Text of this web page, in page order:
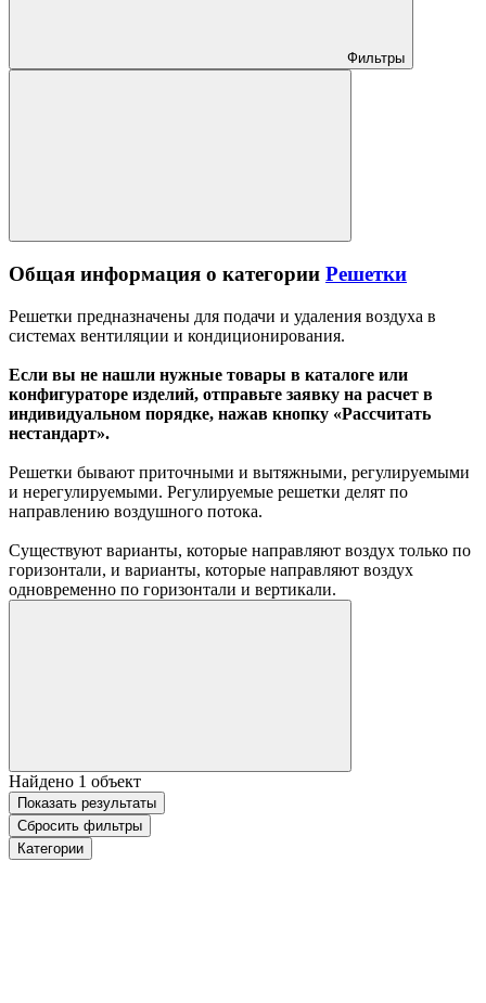
Фильтры
Общая информация о категории Решетки
Решетки предназначены для подачи и удаления воздуха в
системах вентиляции и кондиционирования.
Если вы не нашли нужные товары в каталоге или
конфигураторе изделий, отправьте заявку на расчет в
индивидуальном порядке, нажав кнопку «Рассчитать
нестандарт».
Решетки бывают приточными и вытяжными, регулируемыми
и нерегулируемыми. Регулируемые решетки делят по
направлению воздушного потока.
Существуют варианты, которые направляют воздух только по
горизонтали, и варианты, которые направляют воздух
одновременно по горизонтали и вертикали.
Найдено 1 объект
Показать результаты
Сбросить фильтры
Категории